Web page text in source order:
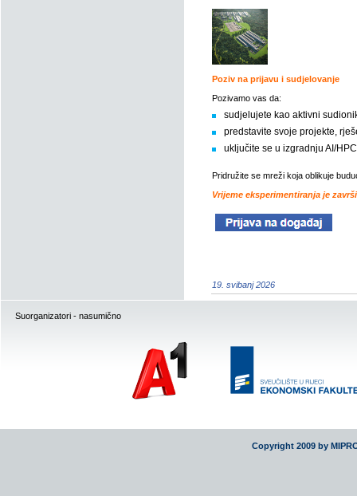
Poziv na prijavu i sudjelovanje
Pozivamo vas da:
sudjelujete kao aktivni
predstavite svoje projekte,
uključite se u izgradnju AI/
Pridružite se mreži koja oblikuje
Vrijeme eksperimentiranja je
19. svibanj 2026
Suorganizatori - nasumično
Copyright 2009 by